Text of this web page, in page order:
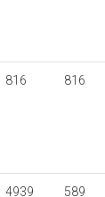
816 816
4939 589